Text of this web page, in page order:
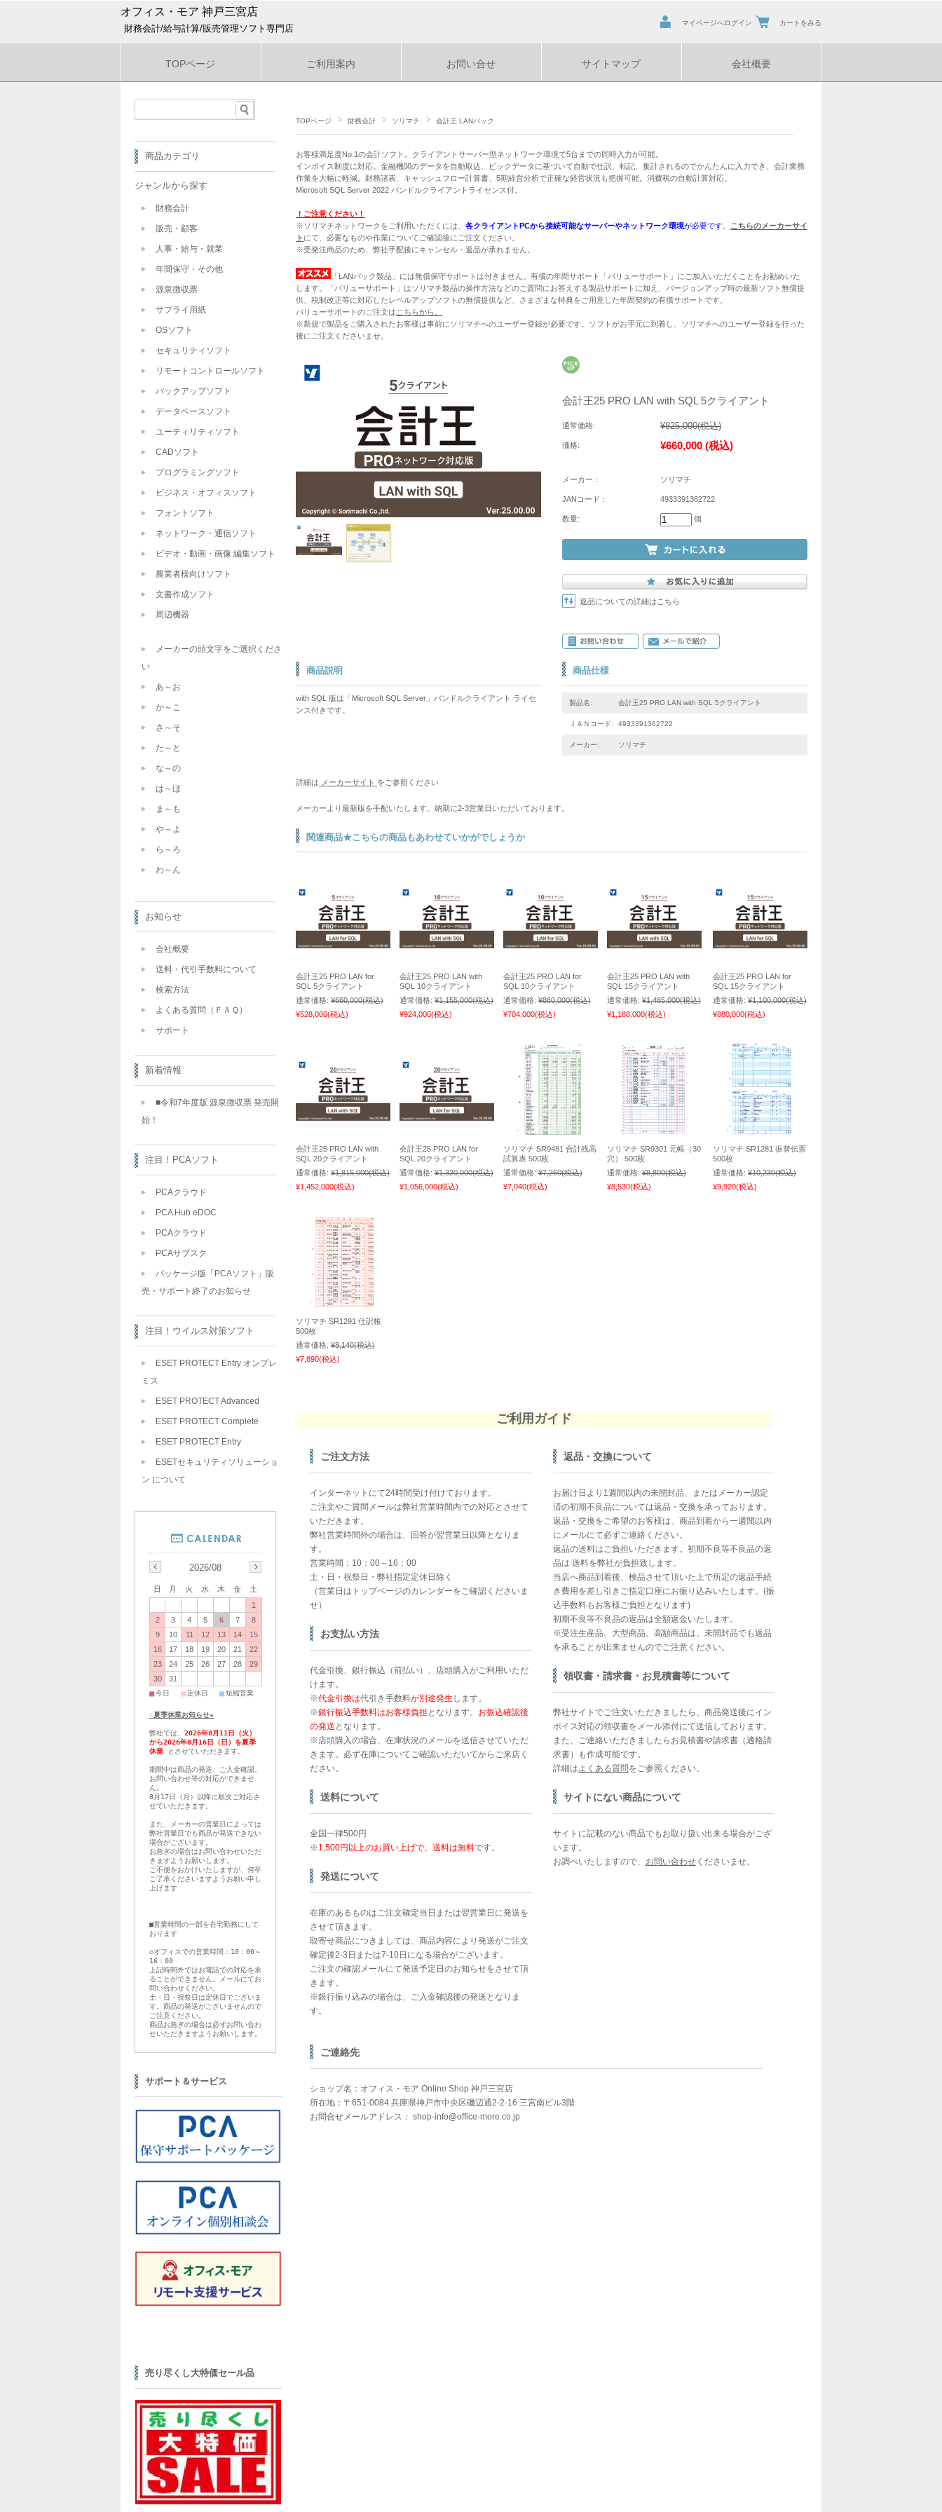
オフィス・モア 神戸三宮店
財務会計/給与計算/販売管理ソフト専門店
マイページへログイン カートをみる
TOPページ ご利用案内 お問い合せ サイトマップ 会社概要
TOPページ 財務会計 ソリマチ 会計王 LANパック
お客様満足度No.1の会計ソフト。クライアントサーバー型ネットワーク環境で5台までの同時入力が可能。
インボイス制度に対応。金融機関のデータを自動取込、ビックデータに基づいて自動で仕訳、転記、集計されるのでかんたんに入力でき、会計業務
作業を大幅に軽減。財務諸表、キャッシュフロー計算書、5期経営分析で正確な経営状況も把握可能。消費税の自動計算対応。
Microsoft SQL Server 2022 バンドルクライアントライセンス付。
！ご注意ください！
※ソリマチネットワークをご利用いただくには、 各クライアントPCから接続可能なサーバーやネットワーク環境が必要です
こちらのメーカーサイ
ト にて、必要なものや作業についてご確認後にご注文ください。
※受発注商品のため、弊社手配後にキャンセル・返品が承れません。
「LANパック製品」には無償保守サポートは付きません。有償の年間サポート「バリューサポート」にご加入いただくことをお勧めいた
します。「バリューサポート」はソリマチ製品の操作方法などのご質問にお答えする製品サポートに加え、バージョンアップ時の最新ソフト無償提
供、税制改正等に対応したレベルアップソフトの無償提供など、さまざまな特典をご用意した年間契約の有償サポートです。
バリューサポートのご注文は こちらから。
※新規で製品をご購入されたお客様は事前にソリマチへのユーザー登録が必要です。ソフトがお手元に到着し、ソリマチへのユーザー登録を行った
後にご注文くださいませ。
会計王25 PRO LAN with SQL 5クライアント
通常価格: ¥825,000(税込)
価格: ¥660,000 (税込)
メーカー： ソリマチ
JANコード： 4933391362722
数量: 個
返品についての詳細はこちら
商品説明
with SQL 版は「Microsoft SQL Server」バンドルクライアント ライセ
ンス付きです。
商品仕様
製品名: 会計王25 PRO LAN with SQL 5クライアント
ＪＡＮコード: 4933391362722
メーカー: ソリマチ
詳細は メーカーサイト をご参照ください
メーカーより最新版を手配いたします。納期に2-3営業日いただいております。
関連商品★こちらの商品もあわせていかがでしょうか
会計王25 PRO LAN for
SQL 5クライアント
通常価格: ¥660,000(税込)
¥528,000(税込)
会計王25 PRO LAN with
SQL 10クライアント
通常価格: ¥1,155,000(税込)
¥924,000(税込)
会計王25 PRO LAN for
SQL 10クライアント
通常価格: ¥880,000(税込)
¥704,000(税込)
会計王25 PRO LAN with
SQL 15クライアント
通常価格: ¥1,485,000(税込)
¥1,188,000(税込)
会計王25 PRO LAN for
SQL 15クライアント
通常価格: ¥1,100,000(税込)
¥880,000(税込)
会計王25 PRO LAN with
SQL 20クライアント
通常価格: ¥1,815,000(税込)
¥1,452,000(税込)
会計王25 PRO LAN for
SQL 20クライアント
通常価格: ¥1,320,000(税込)
¥1,056,000(税込)
ソリマチ SR9481 合計残高
試算表 500枚
通常価格: ¥7,260(税込)
¥7,040(税込)
ソリマチ SR9301 元帳（30
穴） 500枚
通常価格: ¥8,800(税込)
¥8,530(税込)
ソリマチ SR1281 振替伝票
500枚
通常価格: ¥10,230(税込)
¥9,920(税込)
ソリマチ SR1291 仕訳帳
500枚
通常価格: ¥8,140(税込)
¥7,890(税込)
ご利用ガイド
ご注文方法
インターネットにて24時間受け付けております。
ご注文やご質問メールは弊社営業時間内での対応とさせて
いただきます。
弊社営業時間外の場合は、回答が翌営業日以降となりま
す。
営業時間：10：00～16：00
土・日・祝祭日・弊社指定定休日除く
（営業日はトップページのカレンダーをご確認くださいま
せ）
お支払い方法
代金引換、銀行振込（前払い）、店頭購入がご利用いただ
けます。
※代金引換は代引き手数料が別途発生 します。
※銀行振込手数料はお客様負担 となります。 お振込確認後
の発送 となります。
※店頭購入の場合、在庫状況のメールを送信させていただ
きます。必ず在庫についてご確認いただいてからご来店く
ださい。
送料について
全国一律500円
※1,500円以上のお買い上げで、送料は無料です。
発送について
在庫のあるものはご注文確定当日または翌営業日に発送を
させて頂きます。
取寄せ商品につきましては、商品内容により発送がご注文
確定後2-3日または7-10日になる場合がございます。
ご注文の確認メールにて発送予定日のお知らせをさせて頂
きます。
※銀行振り込みの場合は、ご入金確認後の発送となりま
す。
返品・交換について
お届け日より1週間以内の未開封品、またはメーカー認定
済の初期不良品については返品・交換を承っております。
返品・交換をご希望のお客様は、商品到着から一週間以内
にメールにて必ずご連絡ください。
返品の送料はご負担いただきます。初期不良等不良品の返
品は 送料を弊社が負担致します。
当店へ商品到着後、検品させて頂いた上で所定の返品手続
き費用を差し引きご指定口座にお振り込みいたします。(振
込手数料もお客様ご負担となります)
初期不良等不良品の返品は全額返金いたします。
※受注生産品、大型商品、高額商品は、未開封品でも返品
を承ることが出来ませんのでご注意ください。
領収書・請求書・お見積書等について
弊社サイトでご注文いただきましたら、商品発送後にイン
ボイス対応の領収書をメール添付にて送信しております。
また、ご連絡いただきましたらお見積書や請求書（適格請
求書）も作成可能です。
詳細はよくある質問をご参照ください。
サイトにない商品について
サイトに記載のない商品でもお取り扱い出来る場合がござ
います。
お調べいたしますので、 お問い合わせくださいませ。
ご連絡先
ショップ名：オフィス・モア Online Shop 神戸三宮店
所在地：〒651-0084 兵庫県神戸市中央区磯辺通2-2-16 三宮南ビル3階
お問合せメールアドレス： shop-info@office-more.co.jp
商品カテゴリ
ジャンルから探す
財務会計
販売・顧客
人事・給与・就業
年間保守・その他
源泉徴収票
サプライ用紙
OSソフト
セキュリティソフト
リモートコントロールソフト
バックアップソフト
データベースソフト
ユーティリティソフト
CADソフト
プログラミングソフト
ビジネス・オフィスソフト
フォントソフト
ネットワーク・通信ソフト
ビデオ・動画・画像 編集ソフト
農業者様向けソフト
文書作成ソフト
周辺機器
メーカーの頭文字をご選択くださ
い
あ～お
か～こ
さ～そ
た～と
な～の
は～ほ
ま～も
や～よ
ら～ろ
わ～ん
お知らせ
会社概要
送料・代引手数料について
検索方法
よくある質問（ＦＡＱ）
サポート
新着情報
■令和7年度版 源泉徴収票 発売開
始！
注目！PCAソフト
PCAクラウド
PCA Hub eDOC
PCAクラウド
PCAサブスク
パッケージ版「PCAソフト」販
売・サポート終了のお知らせ
注目！ウイルス対策ソフト
ESET PROTECT Entry オンプレ
ミス
ESET PROTECT Advanced
ESET PROTECT Complete
ESET PROTECT Entry
ESETセキュリティソリューショ
ン について
2026/08
日 月 火 水 木 金
土
1
2
3 4 5 6 7
8
9
10 11 12 13 14
15
16
17 18 19 20 21
22
23
24 25 26 27 28
29
30
31
■今日 ■定休日 ■短縮営業
☆夏季休業お知らせ★
弊社では、 2026年8月11日（火）
から2026年8月16日（日）を夏季
休業 とさせていただきます。
期間中は商品の発送、ご入金確認、
お問い合わせ等の対応ができませ
ん。
8月17日（月）以降に順次ご対応さ
せていただきます。
また、メーカーの営業日によっては
弊社営業日でも商品が発送できない
場合がございます。
お急ぎの場合はお問い合わせいただ
きますようお願いします。
ご不便をおかけいたしますが、何卒
ご了承くださいますようお願い申し
上げます
■営業時間の一部を在宅勤務にして
おります
◇オフィスでの営業時間：10：00～
16：00
上記時間外ではお電話での対応を承
ることができません。メールにてお
問い合わせください。
土・日・祝祭日は定休日でございま
す。商品の発送がございませんので
ご注意ください。
商品お急ぎの場合は必ずお問い合わ
せいただきますようお願いします。
サポート＆サービス
売り尽くし大特価セール品